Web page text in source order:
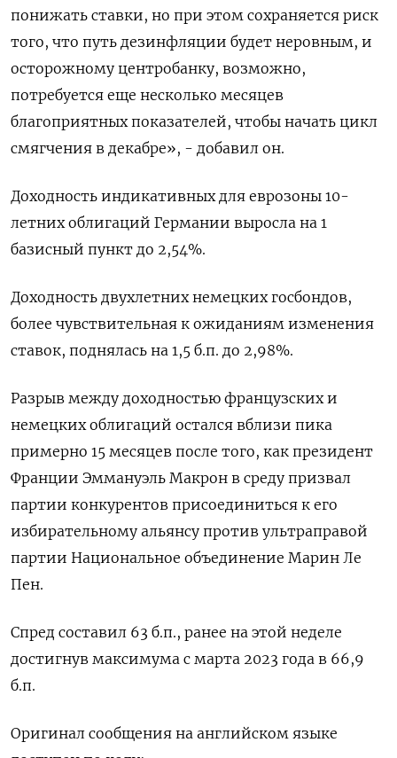
понижать ставки, но при этом сохраняется риск
того, что путь дезинфляции будет неровным, и
осторожному центробанку, возможно,
потребуется еще несколько месяцев
благоприятных показателей, чтобы начать цикл
смягчения в декабре», - добавил он.
Доходность индикативных для еврозоны 10-
летних облигаций Германии выросла на 1
базисный пункт до 2,54%.
Доходность двухлетних немецких госбондов,
более чувствительная к ожиданиям изменения
ставок, поднялась на 1,5 б.п. до 2,98%.
Разрыв между доходностью французских и
немецких облигаций остался вблизи пика
примерно 15 месяцев после того, как президент
Франции Эммануэль Макрон в среду призвал
партии конкурентов присоединиться к его
избирательному альянсу против ультраправой
партии Национальное объединение Марин Ле
Пен.
Спред составил 63 б.п., ранее на этой неделе
достигнув максимума с марта 2023 года в 66,9
б.п.
Оригинал сообщения на английском языке